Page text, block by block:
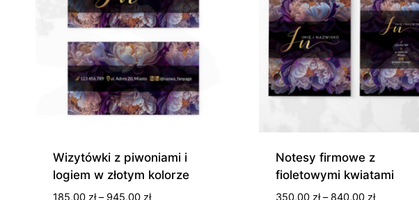
Wizytówki z piwoniami i
logiem w złotym kolorze
185,00 zł – 945,00 złZakres
Notesy firmowe z
fioletowymi kwiatami
350,00 zł – 840,00 złZakres